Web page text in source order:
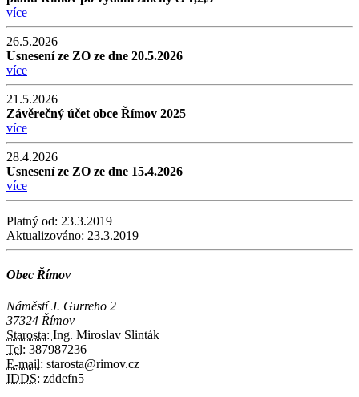
více
26.5.2026
Usnesení ze ZO ze dne 20.5.2026
více
21.5.2026
Závěrečný účet obce Římov 2025
více
28.4.2026
Usnesení ze ZO ze dne 15.4.2026
více
Platný od: 23.3.2019
Aktualizováno: 23.3.2019
Obec Římov
Náměstí J. Gurreho 2
37324 Římov
Starosta: Ing. Miroslav Slinták
Tel: 387987236
E-mail: starosta@rimov.cz
IDDS: zddefn5